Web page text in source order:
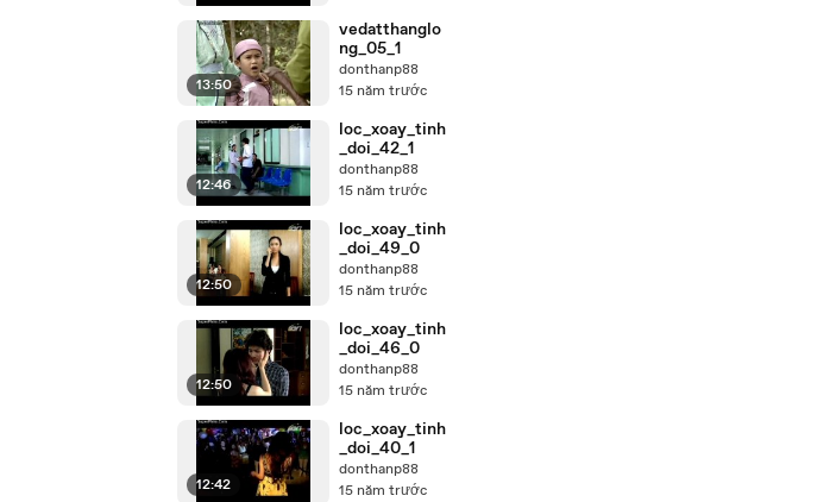
13:50
vedatthanglo
ng_05_1
donthanp88
15 năm trước
12:46
loc_xoay_tinh
_doi_42_1
donthanp88
15 năm trước
12:50
loc_xoay_tinh
_doi_49_0
donthanp88
15 năm trước
12:50
loc_xoay_tinh
_doi_46_0
donthanp88
15 năm trước
12:42
loc_xoay_tinh
_doi_40_1
donthanp88
15 năm trước